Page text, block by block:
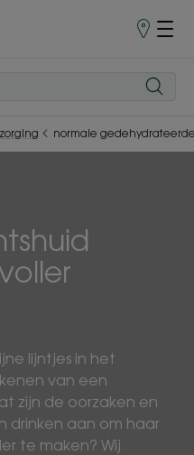
normale
lijntjes in het
van een
zijn de oorzaken en
drinken aan om haar
te maken? Wij